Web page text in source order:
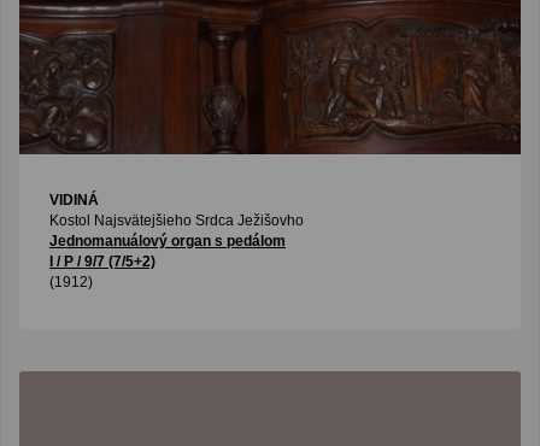
VIDINÁ
Kostol Najsvätejšieho Srdca Ježišovho
Jednomanuálový organ s pedálom
I / P / 9/7 (7/5+2)
(1912)